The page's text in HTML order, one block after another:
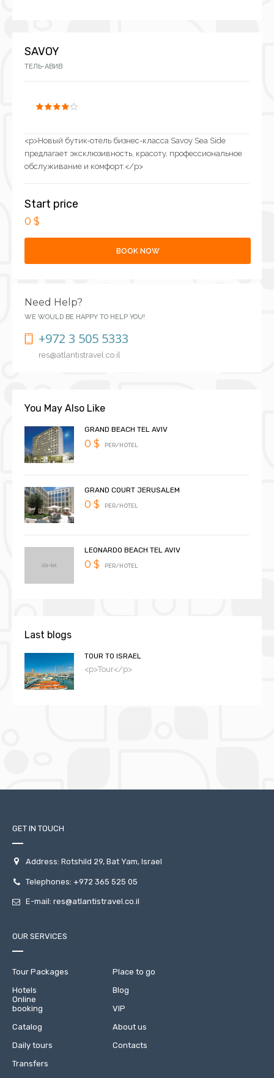
SAVOY
ТЕЛЬ-АВИВ
<p>Новый бутик-отель бизнес-класса Savoy Sea Side
предлагает эксклюзивность, красоту, профессиональное
обслуживание и комфорт.</p>
Start price
0 $
BOOK NOW
Need Help?
WE WOULD BE HAPPY TO HELP YOU!
+972 3 505 5333
res@atlantistravel.co.il
You May Also Like
GRAND BEACH TEL AVIV
0 $ PER/HOTEL
GRAND COURT JERUSALEM
0 $ PER/HOTEL
LEONARDO BEACH TEL AVIV
0 $ PER/HOTEL
Last blogs
TOUR TO ISRAEL
<p>Tour</p>
GET IN TOUCH
Address: Rotshild 29, Bat Yam, Israel
Telephones: +972 365 525 05
E-mail: res@atlantistravel.co.il
OUR SERVICES
Tour Packages
Hotels
Online
booking
Catalog
Daily tours
Transfers
Place to go
Blog
VIP
About us
Contacts